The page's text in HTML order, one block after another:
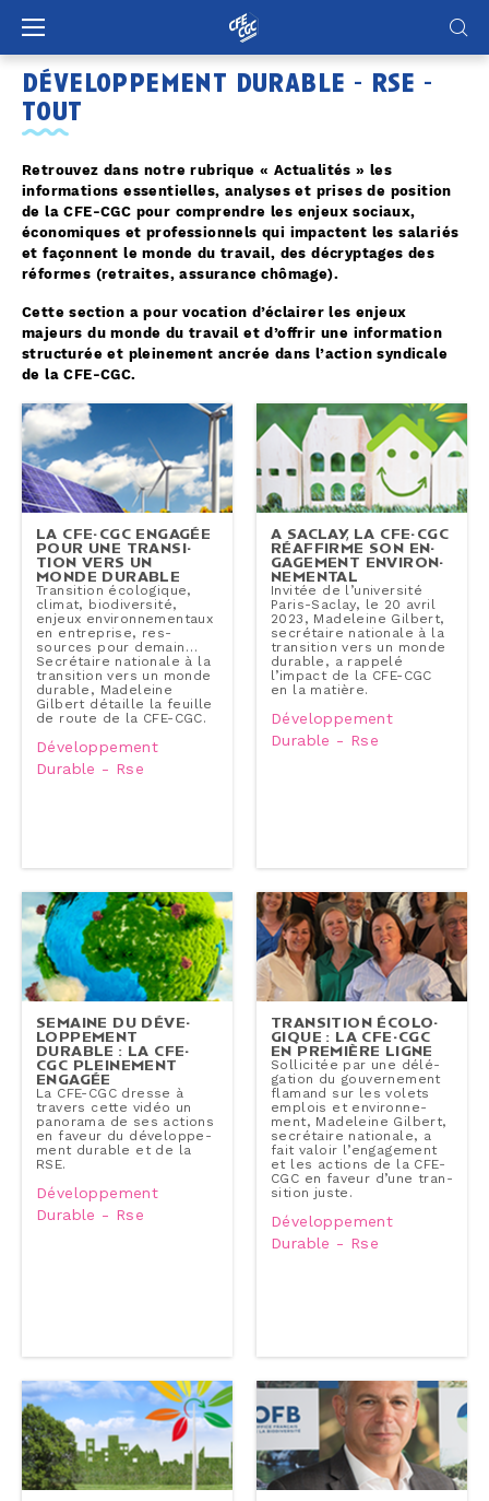
développement durable - rse -
tout
Retrouvez dans notre rubrique « Actualités » les
informations essentielles, analyses et prises de position
de la CFE-CGC pour comprendre les enjeux sociaux,
économiques et professionnels qui impactent les salariés
et façonnent le monde du travail, des décryptages des
réformes (retraites, assurance chômage).
Cette section a pour vocation d’éclairer les enjeux
majeurs du monde du travail et d’offrir une information
structurée et pleinement ancrée dans l’action syndicale
de la CFE-CGC.
LA CFE-CGC ENGAGÉE
POUR UNE TRAN­SI­
TION VERS UN
MONDE DURABLE
Tran­si­tion éco­lo­gique,
climat, bio­di­ver­si­té,
enjeux en­vi­ron­ne­men­taux
en en­tre­prise, res­
sources pour demain…
Se­cré­taire nationale à la
tran­si­tion vers un monde
durable, Madeleine
Gilbert détaille la feuille
de route de la CFE-CGC.
Développement
Durable - Rse
A SACLAY, LA CFE-CGC
RÉAFFIRME SON EN­
GA­GE­MENT EN­VI­RON­
NE­MEN­TAL
Invitée de l’uni­ver­si­té
Paris-​Saclay, le 20 avril
2023, Madeleine Gilbert,
se­cré­taire nationale à la
tran­si­tion vers un monde
durable, a rappelé
l’impact de la CFE-CGC
en la matière.
Développement
Durable - Rse
SEMAINE DU DÉ­VE­
LOP­PE­MENT
DURABLE : LA CFE-
CGC PLEI­NE­MENT
ENGAGÉE
La CFE-CGC dresse à
travers cette vidéo un
panorama de ses actions
en faveur du dé­ve­lop­pe­
ment durable et de la
RSE.
Développement
Durable - Rse
TRAN­SI­TION ÉCO­LO­
GIQUE : LA CFE-CGC
EN PREMIÈRE LIGNE
Sol­li­ci­tée par une dé­lé­
ga­tion du gou­ver­ne­ment
flamand sur les volets
emplois et en­vi­ron­ne­
ment, Madeleine Gilbert,
se­cré­taire nationale, a
fait valoir l’en­ga­ge­ment
et les actions de la CFE-
CGC en faveur d’une tran­
si­tion juste.
Développement
Durable - Rse
Panneau de gestion des cookies